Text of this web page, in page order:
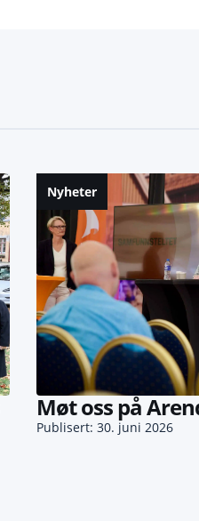
Nyheter
Møt oss på
Publisert: 30. juni 2026